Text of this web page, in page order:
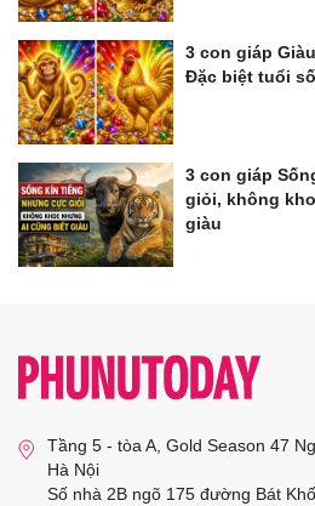
3 con giáp
Đặc biệt tuổi
3 con giáp
giỏi, không
giàu
Tầng 5 - tòa A, Gold Season 47
Hà Nội
Số nhà 2B ngõ 175 đường Bát